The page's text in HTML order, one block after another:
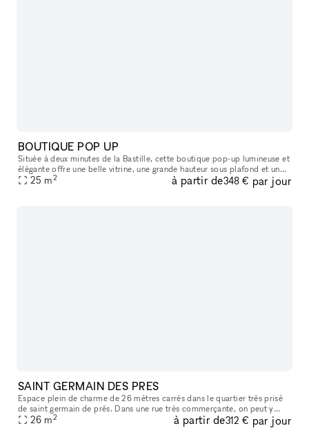
BOUTIQUE POP UP
Située à deux minutes de la Bastille, cette boutique pop-up lumineuse et
élégante offre une belle vitrine, une grande hauteur sous plafond et un
agencement idéal pour tous vos projets : showroom, exp
25 m2 à partir de348 € par jour
SAINT GERMAIN DES PRES
Espace plein de charme de 26 mètres carrés dans le quartier très prisé
de saint germain de prés. Dans une rue très commerçante, on peut y
apercevoir le carré saint germain, idéal pour y accueillir sa
26 m2 à partir de312 € par jour